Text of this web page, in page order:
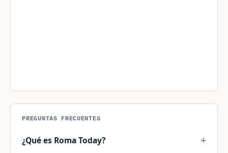
PREGUNTAS FRECUENTES
¿Qué es Roma Today?